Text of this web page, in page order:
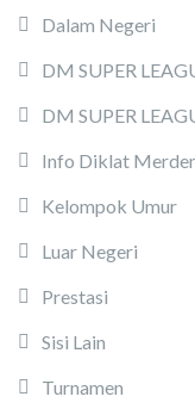
Dalam Negeri
DM SUPER
DM SUPER
Info Diklat
Kelompok Umur
Luar Negeri
Prestasi
Sisi Lain
Turnamen